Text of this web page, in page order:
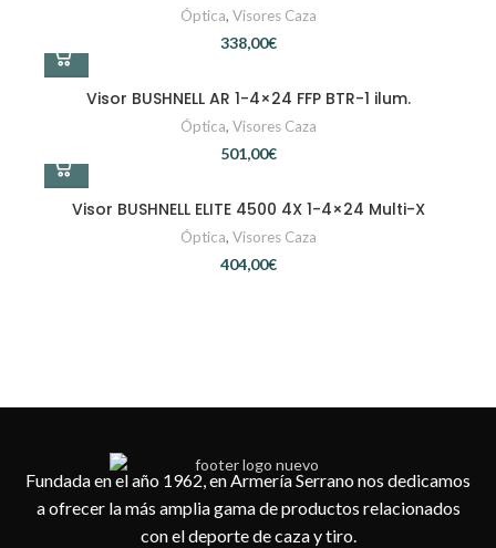
Óptica, Visores Caza
€
Visor BUSHNELL AR 1-4×24 FFP BTR-1 ilum.
Óptica, Visores Caza
€
Visor BUSHNELL ELITE 4500 4X 1-4×24 Multi-X
Óptica, Visores Caza
€
Fundada en el año 1962, en Armería Serrano nos dedicamos
a ofrecer la más amplia gama de productos relacionados
con el deporte de caza y tiro.